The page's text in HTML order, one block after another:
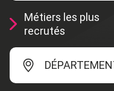
Métiers les plus
recrutés